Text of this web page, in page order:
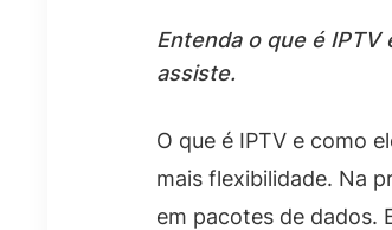
Entenda o que é
assiste.
O que é IPTV e como
mais flexibilidade. Na
em pacotes de dados.